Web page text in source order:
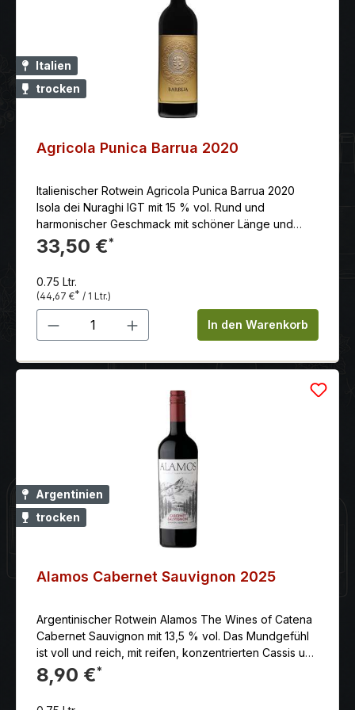
Lagerfähig: + 8 Jahren Kurzbeschreibung /
und von meist hochgelegenen Parzellen kommt
dieser Ripasso Valpolicella Superiore. Er ist kräftiger
und stoffiger als der normale Valpolicella, war fast ein
Jahr im Holzfass und verströmt ein reichhaltiges
Aroma von Kirschen, Gewürzen, getrocknete Früchte,
Agricola Stefano Accordini
Italien
trocken
Agricola Punica Barrua 2020
Italienischer Rotwein Agricola Punica Barrua 2020
Isola dei Nuraghi IGT mit 15 % vol. Rund und
harmonischer Geschmack mit schöner Länge und
leicht herbalem Nachhall nach Minze und Myrthe.
33,50 €*
0.75 Ltr.
(44,67 €* / 1 Ltr.)
Produkt Anzahl: Gib denIn den Warenkorb
Argentinien
trocken
Alamos Cabernet Sauvignon 2025
Argentinischer Rotwein Alamos The Wines of Catena
Cabernet Sauvignon mit 13,5 % vol. Das Mundgefühl
ist voll und reich, mit reifen, konzentrierten Cassis und
Himbeer Noten und einem Hauch von Schokolade
und süße Gewürzen. Der Abgang zeigt reifen,
8,90 €*